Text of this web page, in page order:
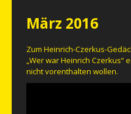
März 2016
Zum Heinrich-Czerkus-
„Wer war Heinrich Czerkus“
nicht vorenthalten wollen.